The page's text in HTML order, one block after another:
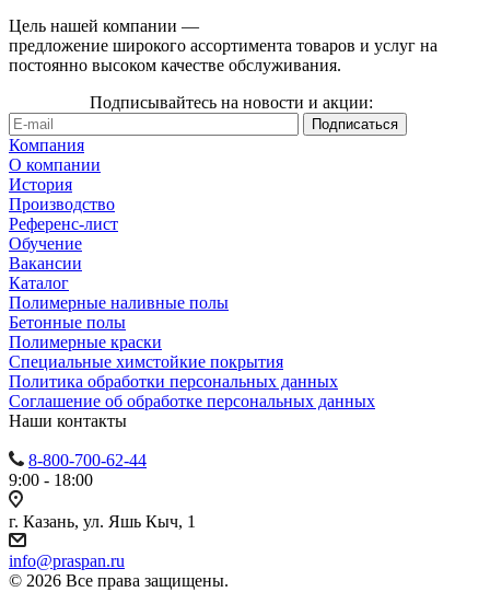
Цель нашей компании —
предложение широкого ассортимента товаров и услуг на
постоянно высоком качестве обслуживания.
Подписывайтесь на новости и акции:
Компания
О компании
История
Производство
Референс-лист
Обучение
Вакансии
Каталог
Полимерные наливные полы
Бетонные полы
Полимерные краски
Специальные химстойкие покрытия
Политика обработки персональных данных
Cоглашение об обработке персональных данных
Наши контакты
8-800-700-62-44
9:00 - 18:00
г. Казань, ул. Яшь Кыч, 1
info@praspan.ru
© 2026 Все права защищены.